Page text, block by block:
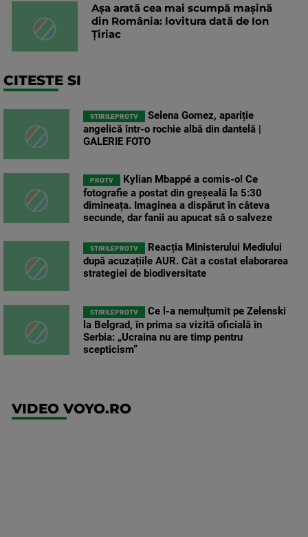
Așa arată cea mai scumpă mașină
din România: lovitura dată de Ion
Țiriac
CITESTE SI
STIRILEPROTV
Selena Gomez, apariție
angelică într-o rochie albă din dantelă |
GALERIE FOTO
PROTV
Kylian Mbappé a comis-o! Ce
fotografie a postat din greșeală la 5:30
dimineața. Imaginea a dispărut în câteva
secunde, dar fanii au apucat să o salveze
STIRILEPROTV
Reacția Ministerului Mediului
după acuzațiile AUR. Cât a costat elaborarea
strategiei de biodiversitate
STIRILEPROTV
Ce l-a nemulțumit pe Zelenski
la Belgrad, în prima sa vizită oficială în
Serbia: „Ucraina nu are timp pentru
scepticism”
VIDEO VOYO.RO